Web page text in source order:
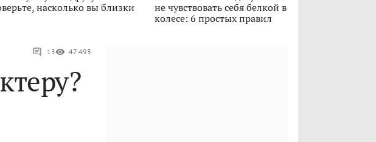
насколько вы близки
не чувствовать себя белкой в
колесе: 6 простых правил
13 47 493